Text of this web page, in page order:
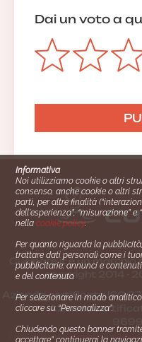
Dai un voto a
Cucinare.it è un marchio
copyright 2014 -
Azienda certiﬁcata ISO
- Azienda
Gestione consensi e
Informativa
Noi utilizziamo cookie o altri
consenso, anche cookie o altri
parti, per altre finalità
dell'esperienza”, “misurazione”
nellacookie policy.
Per quanto riguarda la
trattare dati personali come i
pubblicitarie: annunci e
e del contenuto.
Per selezionare in modo
cliccare su “Personalizza”.
Chiudendo questo banner
accettare” continuerai la